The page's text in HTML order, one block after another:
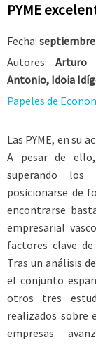
PYME
Fecha: septiembre
Autores:Arturo
Antonio, Idoia
Papeles de
Las PYME, en su
A pesar de
superando los
posicionarse de
encontrarse
empresarial
factores clave
Tras un análisis
el conjunto
otros tres
realizados sobre
empresas